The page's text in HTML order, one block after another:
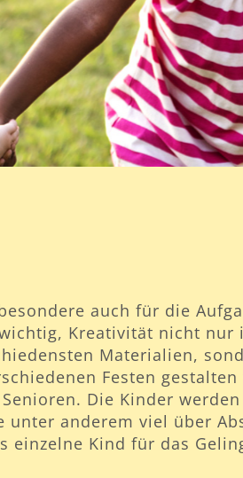
auch für die
Kreativität nicht
Materialien,
Festen
Die Kinder
anderem viel über
einzelne Kind für das